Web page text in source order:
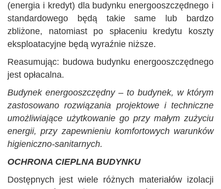
(energia i kredyt) dla budynku energooszczędnego i
standardowego będą takie same lub bardzo
zbliżone, natomiast po spłaceniu kredytu koszty
eksploatacyjne będą wyraźnie niższe.
Reasumując: budowa budynku energooszczędnego
jest opłacalna.
Budynek energooszczędny – to budynek, w którym
zastosowano rozwiązania projektowe i techniczne
umożliwiające użytkowanie go przy małym zużyciu
energii, przy zapewnieniu komfortowych warunków
higieniczno-sanitarnych.
OCHRONA CIEPLNA BUDYNKU
Dostępnych jest wiele różnych materiałów izolacji